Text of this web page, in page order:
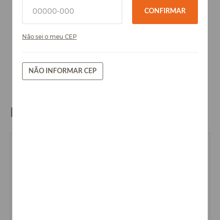
BLOG
CONFIRMAR
Não sei o meu CEP
NÃO INFORMAR CEP